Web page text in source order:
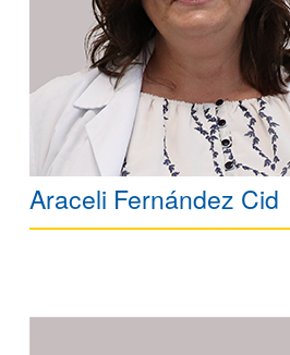
Araceli Fernández Cid